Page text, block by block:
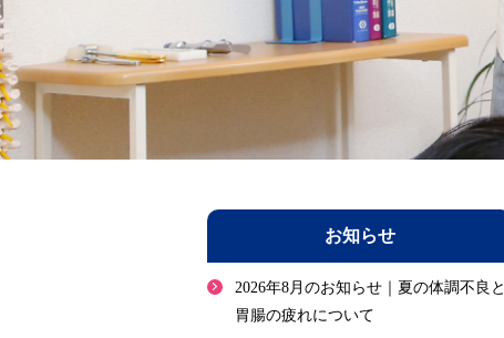
お知らせ
2026年8月のお知らせ｜夏の体調不良と
胃腸の疲れについて